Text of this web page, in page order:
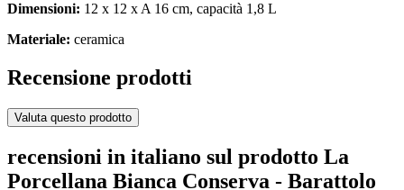
Dimensioni: 12 x 12 x A 16 cm, capacità 1,8 L
Materiale: ceramica
Recensione prodotti
Valuta questo prodotto
recensioni in italiano sul prodotto La
Porcellana Bianca Conserva - Barattolo